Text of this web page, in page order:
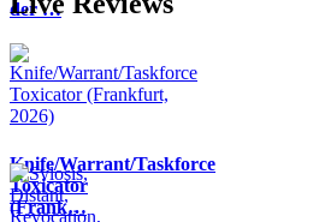
der …
Knife/Warrant/Taskforce
Toxicator
(Frank…